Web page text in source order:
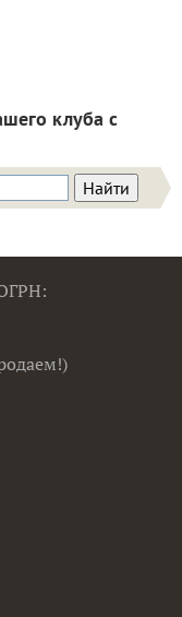
клуба с